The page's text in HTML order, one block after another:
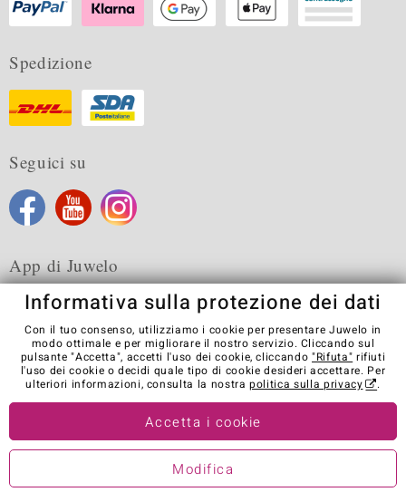
Spedizione
Seguici su
App di Juwelo
Condizioni generali di vendita Informativa Privacy
Cookies
Note legali
Contatti
Recedere dal contratto
Visit our stores in other countries:
© Juwelo Deutschland GmbH (societá controllata dalla Elumeo SE)
Informativa sulla protezione dei dati
Con il tuo consenso, utilizziamo i cookie per presentare Juwelo in
modo ottimale e per migliorare il nostro servizio. Cliccando sul
pulsante "Accetta", accetti l'uso dei cookie, cliccando "Rifuta" rifiuti
l'uso dei cookie o decidi quale tipo di cookie desideri accettare. Per
ulteriori informazioni, consulta la nostrapolitica sulla privacy .
Accetta i cookie
Modifica